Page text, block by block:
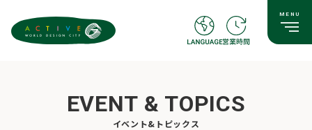
EVENT & TOPICS
イベント&トピックス